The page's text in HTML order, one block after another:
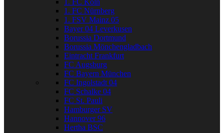
1. FC Nürnberg
1. FSV Mainz 05
Bayer 04 Leverkusen
Borussia Dortmund
Borussia Mönchengladbach
Eintracht Frankfurt
FC Augsburg
FC Bayern München
FC Ingolstadt 04
FC Schalke 04
FC St. Pauli
Hamburger SV
Hannover 96
Hertha BSC